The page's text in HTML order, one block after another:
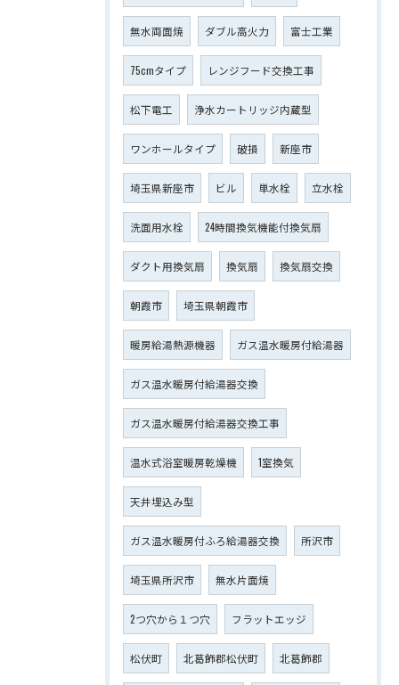
無水両面焼 ダブル高火力 富士工業
75cmタイプ レンジフード交換工事
松下電工 浄水カートリッジ内蔵型
ワンホールタイプ 破損 新座市
埼玉県新座市 ビル 単水栓 立水栓
洗面用水栓 24時間換気機能付換気扇
ダクト用換気扇 換気扇 換気扇交換
朝霞市 埼玉県朝霞市
暖房給湯熱源機器 ガス温水暖房付給湯器
ガス温水暖房付給湯器交換
ガス温水暖房付給湯器交換工事
温水式浴室暖房乾燥機 1室換気
天井埋込み型
ガス温水暖房付ふろ給湯器交換 所沢市
埼玉県所沢市 無水片面焼
2つ穴から１つ穴 フラットエッジ
松伏町 北葛飾郡松伏町 北葛飾郡